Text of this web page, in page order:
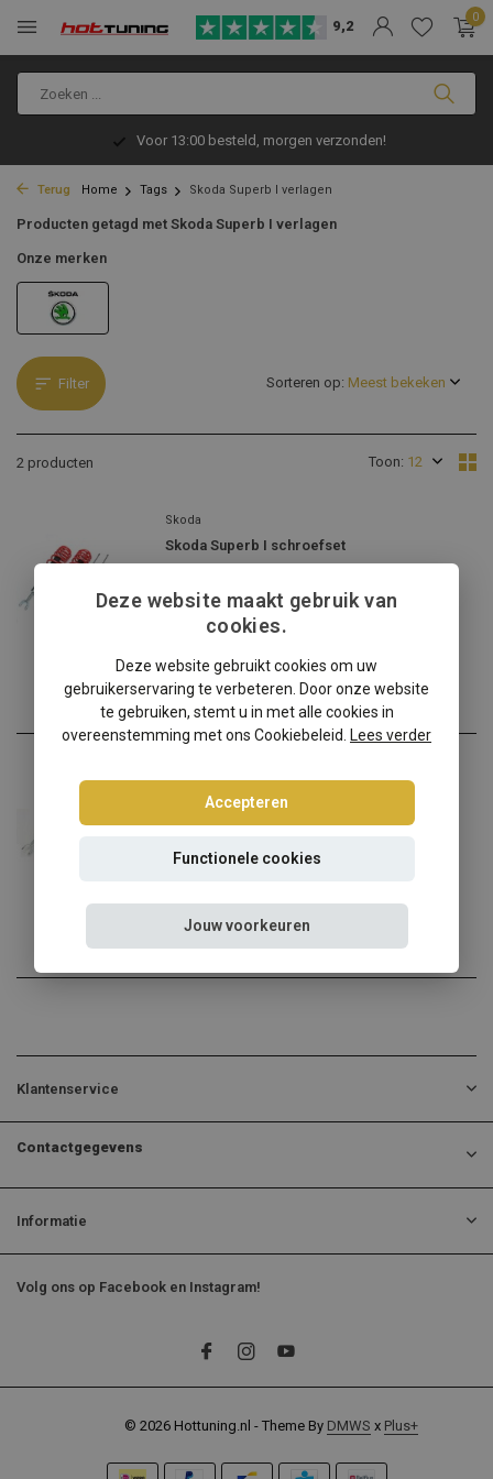
9,2
0
Voor 13:00 besteld, morgen verzonden!
Terug Home Tags Skoda Superb I verlagen
Producten getagd met Skoda Superb I verlagen
Onze merken
Filter
2 producten Toon:
Sorteren op:
Skoda
Skoda Superb I schroefset
€290,00
Skoda Superb 3U Tuning Art schroefset
Skoda Superb 3U verlagen ...
€258,95
Klantenservice
Contactgegevens
Informatie
Volg ons op Facebook en Instagram!
© 2026 Hottuning.nl - Theme By DMWS x Plus+
Deze website maakt gebruik van
cookies.
Deze website gebruikt cookies om uw
gebruikerservaring te verbeteren. Door onze website
te gebruiken, stemt u in met alle cookies in
overeenstemming met ons Cookiebeleid.
Lees verder
Accepteren
Functionele cookies
Jouw voorkeuren